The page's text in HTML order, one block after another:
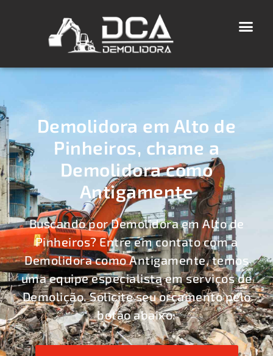
Demolidora em Alto de
Pinheiros, chame a
Demolidora como
Antigamente
Buscando por Demolidora em Alto de
Pinheiros? Entre em contato com a
Demolidora como Antigamente, temos
uma equipe especialista em serviços de
Demolição. Solicite seu orçamento pelo
botão abaixo: